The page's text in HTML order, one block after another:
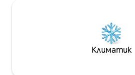
Климатик